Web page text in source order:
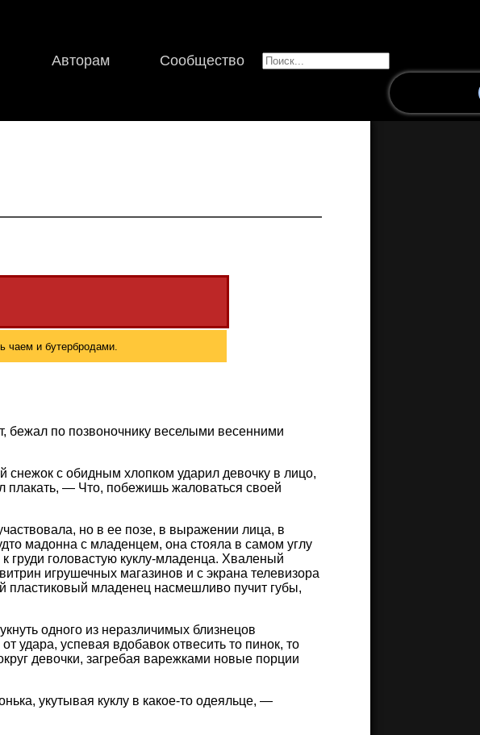
Авторам Сообщество
чаем и бутербродами.
бежал по позвоночнику веселыми весенними
с обидным хлопком ударил девочку в лицо,
плакать, — Что, побежишь жаловаться своей
но в ее позе, в выражении лица, в
мадонна с младенцем, она стояла в самом углу
головастую куклу-младенца. Хваленый
игрушечных магазинов и с экрана телевизора
пластиковый младенец насмешливо пучит губы,
одного из неразличимых близнецов
удара, успевая вдобавок отвесить то пинок, то
девочки, загребая варежками новые порции
укутывая куклу в какое-то одеяльце, —